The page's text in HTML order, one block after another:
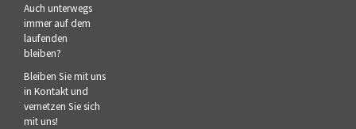
Auch unterwegs
immer auf dem
laufenden
bleiben?
Bleiben Sie mit uns
in Kontakt und
vernetzen Sie sich
mit uns!